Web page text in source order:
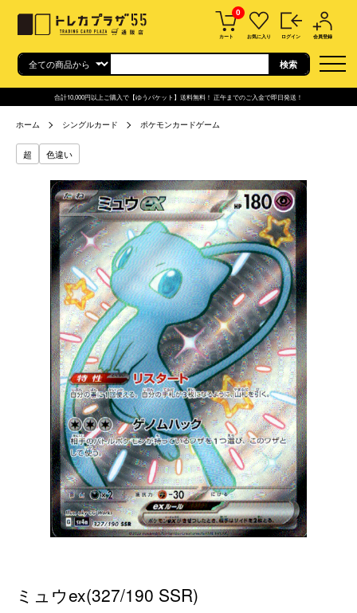
0
カート お気に入り ログイン 会員登録
合計10,000円以上ご購入で【ゆうパケット】送料無料！ 正午までのご入金で即日発送！
ホーム シングルカード ポケモンカードゲーム
超 色違い
ミュウex(327/190 SSR)